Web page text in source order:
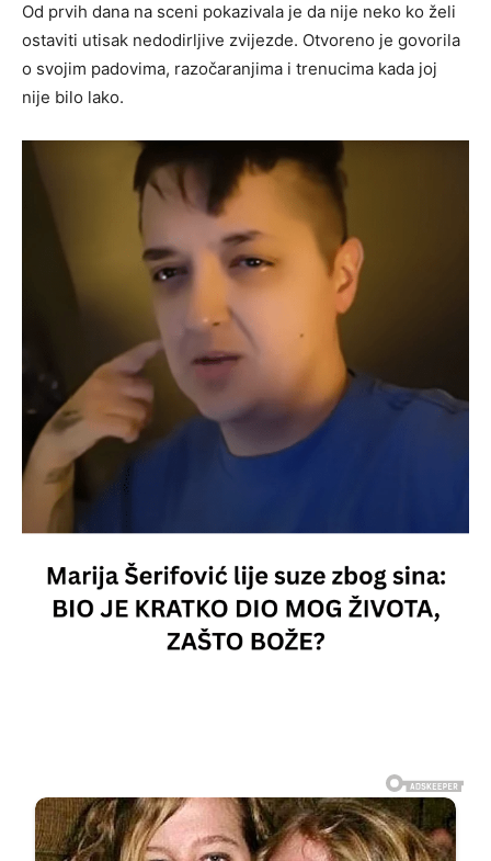
Od prvih dana na sceni pokazivala je da nije neko ko želi
ostaviti utisak nedodirljive zvijezde. Otvoreno je govorila
o svojim padovima, razočaranjima i trenucima kada joj
nije bilo lako.